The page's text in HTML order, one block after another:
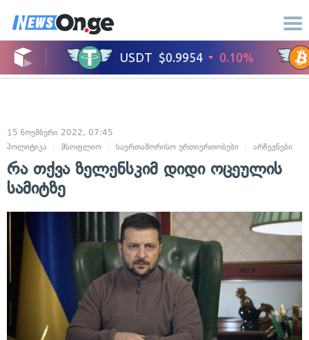
15 ნოემბერი 2022, 07:45
პოლიტიკა
მსოფლიო საერთაშორისო ურთიერთობები არჩევნები
რა თქვა ზელენსკიმ დიდი ოცეულის
სამიტზე